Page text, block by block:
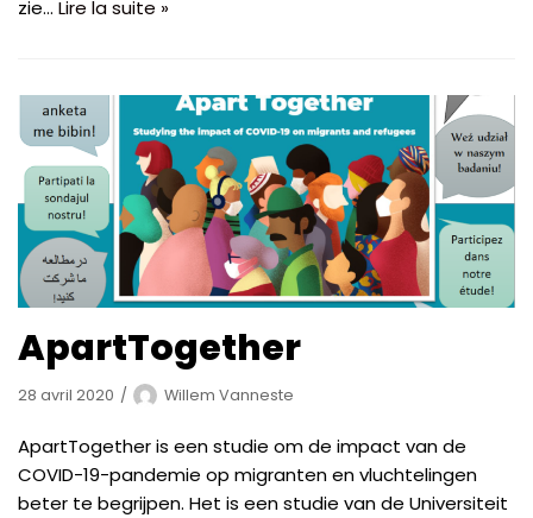
zie… Lire la suite »
ApartTogether
28 avril 2020 Willem Vanneste
ApartTogether is een studie om de impact van de
COVID-19-pandemie op migranten en vluchtelingen
beter te begrijpen. Het is een studie van de Universiteit